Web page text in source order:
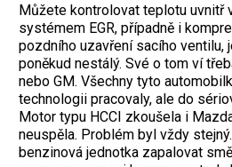
Můžete kontrolovat teplotu uvnitř
systémem EGR, případně i
pozdního uzavření sacího ventilu,
poněkud nestálý. Své o tom ví
nebo GM. Všechny tyto
technologii pracovaly, ale do
Motor typu HCCI zkoušela i
neuspěla. Problém byl vždy
benzinová jednotka zapalovat